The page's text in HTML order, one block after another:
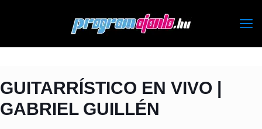
GUITARRÍSTICO EN VIVO |
GABRIEL GUILLÉN